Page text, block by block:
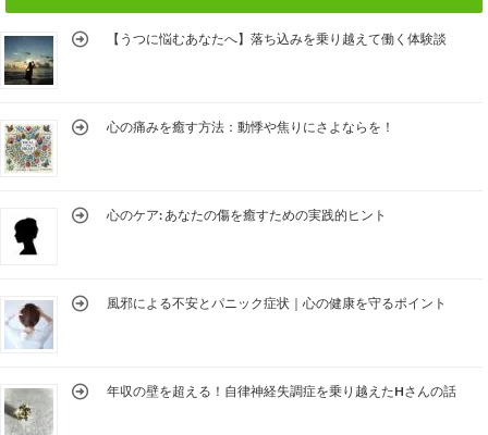
【うつに悩むあなたへ】落ち込みを乗り越えて働く体験談
心の痛みを癒す方法：動悸や焦りにさよならを！
心のケア: あなたの傷を癒すための実践的ヒント
風邪による不安とパニック症状｜心の健康を守るポイント
年収の壁を超える！自律神経失調症を乗り越えたHさんの話